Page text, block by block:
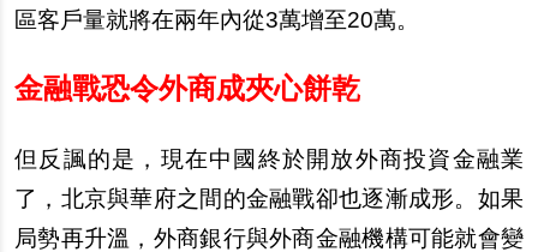
區客戶量就將在兩年內從3萬增至20萬。
金融戰恐令外商成夾心餅乾
但反諷的是，現在中國終於開放外商投資金融業
了，北京與華府之間的金融戰卻也逐漸成形。如果
局勢再升溫 ，外商銀行與外商金融機構可能就會變